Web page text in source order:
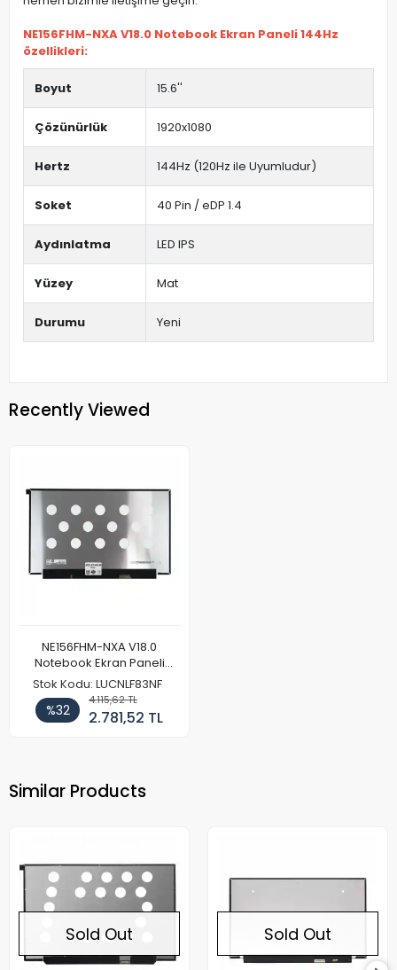
NE156FHM-NXA V18.0 Notebook Ekran Paneli 144Hz
özellikleri:
Boyut 15.6''
Çözünürlük 1920x1080
Hertz 144Hz (120Hz ile Uyumludur)
Soket 40 Pin / eDP 1.4
Aydınlatma LED IPS
Yüzey Mat
Durumu Yeni
Recently Viewed
NE156FHM-NXA V18.0
Notebook Ekran Paneli
144Hz
Stok Kodu: LUCNLF83NF
%32
4.115,62 TL
2.781,52 TL
Similar Products
Sold Out Sold Out